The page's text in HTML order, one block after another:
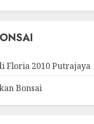
Floria 2010 Putrajaya
Bonsai